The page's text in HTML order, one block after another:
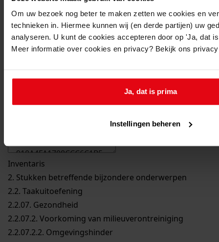
Om uw bezoek nog beter te maken zetten we cookies en
technieken in. Hiermee kunnen wij (en derde partijen) uw
analyseren. U kunt de cookies accepteren door op 'Ja, dat
Meer informatie over cookies en privacy? Bekijk ons
Ja, dat is prima
Instellingen beheren
duurzaam webadres
Inventaris
2. Stukken betreffende bijzondere onderwerpen
2.2. Taakuitoefening
2.2.07. Gezondheid
2.2.07.2. Voorkoming van milieuverontreiniging
2.2.07.2.2. Omgevingshinder